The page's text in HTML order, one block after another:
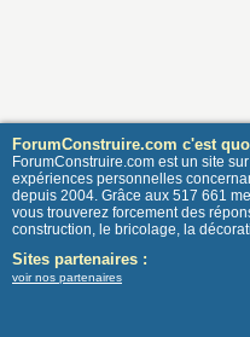
ForumConstruire.com c'est
ForumConstruire.com est un site
expériences personnelles
depuis 2004. Grâce aux 517 661
vous trouverez forcement des
construction, le bricolage, la
Sites partenaires :
voir nos partenaires